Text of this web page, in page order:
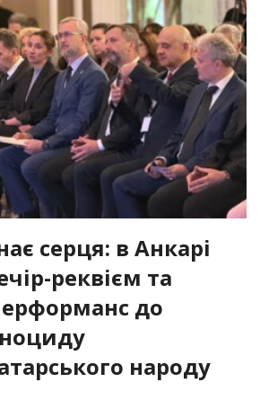
серця: в Анкарі
реквієм та
до
народу